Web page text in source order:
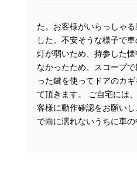
た。お客様がいらっしゃ
した。不安そうな様子で
灯が弱いため、持参した
なかったため、スコープ
った鍵を使ってドアのカ
て頂きます。 ご自宅には
客様に動作確認をお願いし
で雨に濡れないうちに車